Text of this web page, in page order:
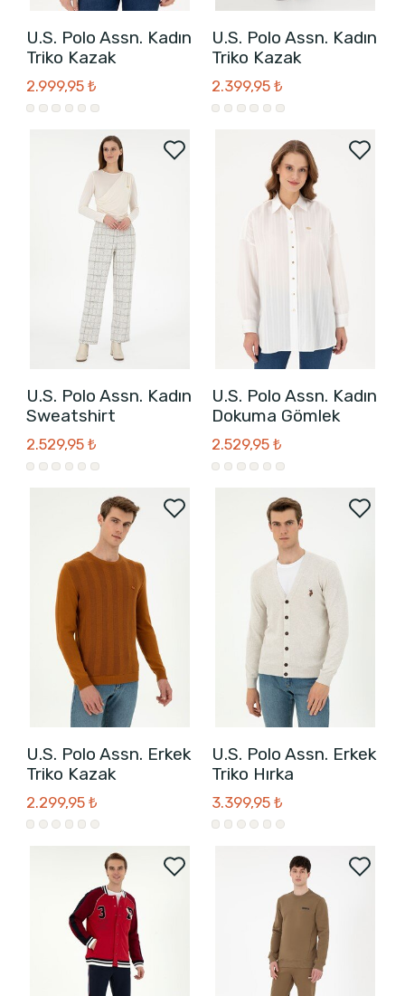
U.S. Polo Assn. Kadın
Triko Kazak
2.999,95 ₺
U.S. Polo Assn. Kadın
Triko Kazak
2.399,95 ₺
U.S. Polo Assn. Kadın
Sweatshirt
2.529,95 ₺
U.S. Polo Assn. Kadın
Dokuma Gömlek
2.529,95 ₺
U.S. Polo Assn. Erkek
Triko Kazak
2.299,95 ₺
U.S. Polo Assn. Erkek
Triko Hırka
3.399,95 ₺